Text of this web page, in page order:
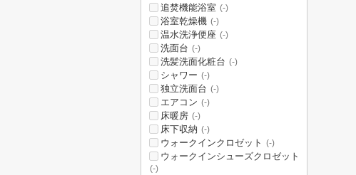
追焚機能浴室 (-)
浴室乾燥機 (-)
温水洗浄便座 (-)
洗面台 (-)
洗髪洗面化粧台 (-)
シャワー (-)
独立洗面台 (-)
エアコン (-)
床暖房 (-)
床下収納 (-)
ウォークインクロゼット (-)
ウォークインシューズクロゼット
(-)